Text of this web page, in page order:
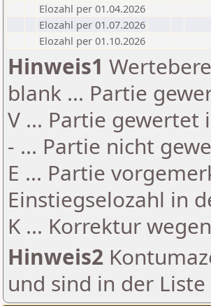
Elozahl per 01.04.2026
Elozahl per 01.07.2026
Elozahl per 01.10.2026
Hinweis1
blank ... Partie
V ... Partie gewertet
- ... Partie nicht
E ... Partie
Einstiegselozahl in
K ... Korrektur
Hinweis2
und sind in der